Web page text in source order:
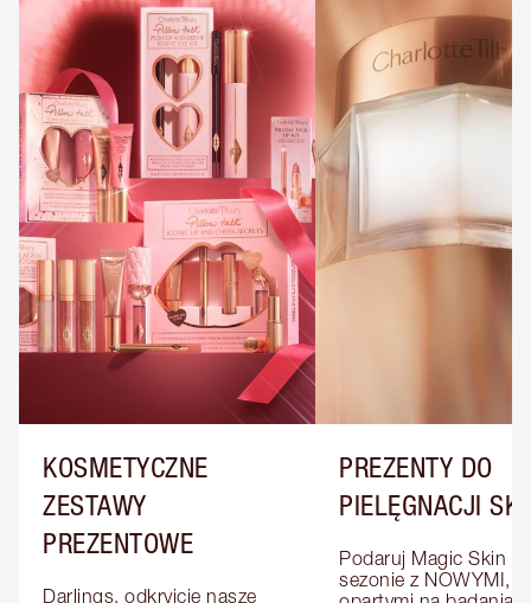
KOSMETYCZNE
ZESTAWY
PREZENTOWE
Darlings, odkryjcie nasze
PREZENTY DO
PIELĘGNACJI
Podaruj Magic Skin w
sezonie z NOWYMI,